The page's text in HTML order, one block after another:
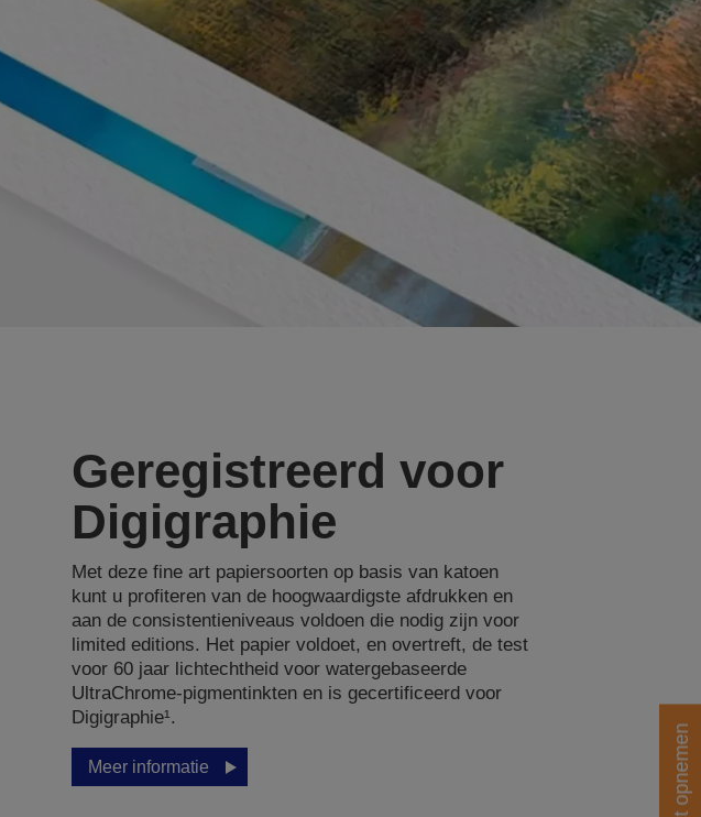
Geregistreerd voor
Digigraphie
Met deze fine art papiersoorten op basis van katoen
kunt u profiteren van de hoogwaardigste afdrukken en
aan de consistentieniveaus voldoen die nodig zijn voor
limited editions. Het papier voldoet, en overtreft, de test
voor 60 jaar lichtechtheid voor watergebaseerde
UltraChrome-pigmentinkten en is gecertificeerd voor
Digigraphie¹.
Meer informatie